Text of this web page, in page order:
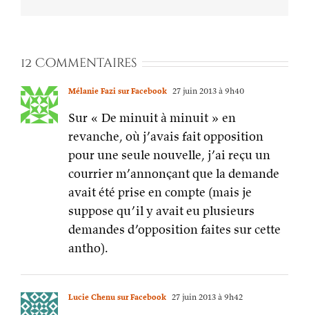
12 Commentaires
Mélanie Fazi sur Facebook 27 juin 2013 à 9h40
Sur « De minuit à minuit » en
revanche, où j’avais fait opposition
pour une seule nouvelle, j’ai reçu un
courrier m’annonçant que la demande
avait été prise en compte (mais je
suppose qu’il y avait eu plusieurs
demandes d’opposition faites sur cette
antho).
Lucie Chenu sur Facebook 27 juin 2013 à 9h42